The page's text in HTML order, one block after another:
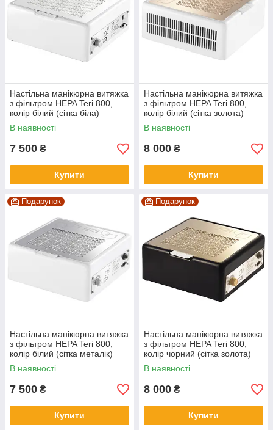
Настільна манікюрна витяжка
з фільтром HEPA Teri 800,
колір білий (сітка біла)
В наявності
7 500 ₴
Купити
Настільна манікюрна витяжка
з фільтром HEPA Teri 800,
колір білий (сітка золота)
В наявності
8 000 ₴
Купити
Подарунок
Настільна манікюрна витяжка
з фільтром HEPA Teri 800,
колір білий (сітка металік)
В наявності
7 500 ₴
Купити
Подарунок
Настільна манікюрна витяжка
з фільтром HEPA Teri 800,
колір чорний (сітка золота)
В наявності
8 000 ₴
Купити